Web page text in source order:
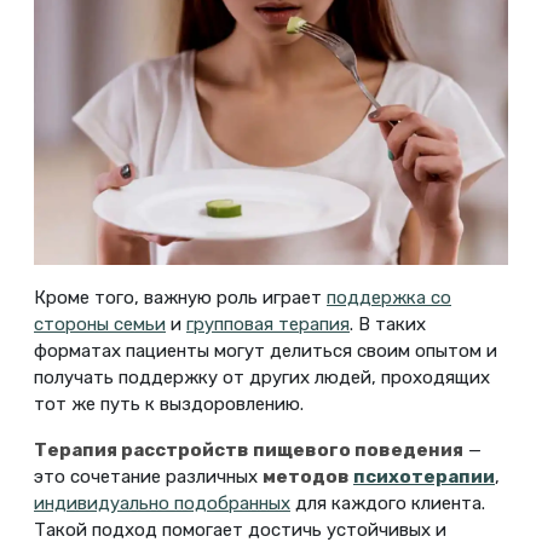
Кроме того, важную роль играет поддержка со
стороны семьи и групповая терапия. В таких
форматах пациенты могут делиться своим опытом и
получать поддержку от других людей, проходящих
тот же путь к выздоровлению.
Терапия расстройств пищевого поведения —
это сочетание различных методов психотерапии,
индивидуально подобранных для каждого клиента.
Такой подход помогает достичь устойчивых и